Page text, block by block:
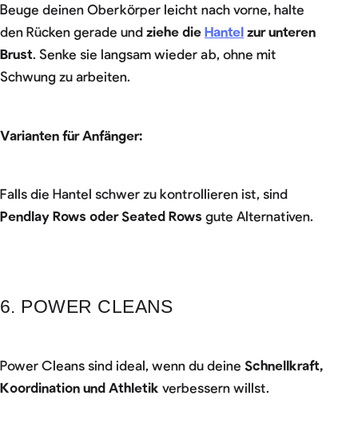
Beuge deinen Oberkörper leicht nach vorne, halte
den Rücken gerade und ziehe die Hantel zur unteren
Brust. Senke sie langsam wieder ab, ohne mit
Schwung zu arbeiten.
Varianten für Anfänger:
Falls die Hantel schwer zu kontrollieren ist, sind
Pendlay Rows oder Seated Rows gute Alternativen.
6. POWER CLEANS
Power Cleans sind ideal, wenn du deine Schnellkraft,
Koordination und Athletik verbessern willst.